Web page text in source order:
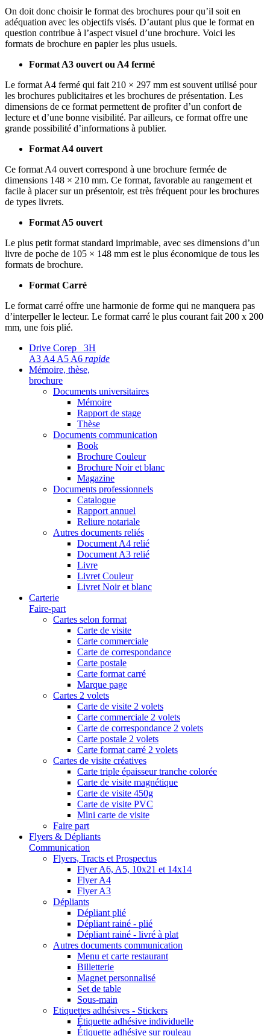
On doit donc choisir le format des brochures pour qu’il soit en
adéquation avec les objectifs visés. D’autant plus que le format en
question contribue à l’aspect visuel d’une brochure. Voici les
formats de brochure en papier les plus usuels.
Format A3 ouvert ou A4 fermé
Le format A4 fermé qui fait 210 × 297 mm est souvent utilisé pour
les brochures publicitaires et les brochures de présentation. Les
dimensions de ce format permettent de profiter d’un confort de
lecture et d’une bonne visibilité. Par ailleurs, ce format offre une
grande possibilité d’informations à publier.
Format A4 ouvert
Ce format A4 ouvert correspond à une brochure fermée de
dimensions 148 × 210 mm. Ce format, favorable au rangement et
facile à placer sur un présentoir, est très fréquent pour les brochures
de types livrets.
Format A5 ouvert
Le plus petit format standard imprimable, avec ses dimensions d’un
livre de poche de 105 × 148 mm est le plus économique de tous les
formats de brochure.
Format Carré
Le format carré offre une harmonie de forme qui ne manquera pas
d’interpeller le lecteur. Le format carré le plus courant fait 200 x 200
mm, une fois plié.
Drive Corep 3H
A3 A4 A5 A6 rapide
Mémoire, thèse,
brochure
Documents universitaires
Mémoire
Rapport de stage
Thèse
Documents communication
Book
Brochure Couleur
Brochure Noir et blanc
Magazine
Documents professionnels
Catalogue
Rapport annuel
Reliure notariale
Autres documents reliés
Document A4 relié
Document A3 relié
Livre
Livret Couleur
Livret Noir et blanc
Carterie
Faire-part
Cartes selon format
Carte de visite
Carte commerciale
Carte de correspondance
Carte postale
Carte format carré
Marque page
Cartes 2 volets
Carte de visite 2 volets
Carte commerciale 2 volets
Carte de correspondance 2 volets
Carte postale 2 volets
Carte format carré 2 volets
Cartes de visite créatives
Carte triple épaisseur tranche colorée
Carte de visite magnétique
Carte de visite 450g
Carte de visite PVC
Mini carte de visite
Faire part
Flyers & Dépliants
Communication
Flyers, Tracts et Prospectus
Flyer A6, A5, 10x21 et 14x14
Flyer A4
Flyer A3
Dépliants
Dépliant plié
Dépliant rainé - plié
Dépliant rainé - livré à plat
Autres documents communication
Menu et carte restaurant
Billetterie
Magnet personnalisé
Set de table
Sous-main
Etiquettes adhésives - Stickers
Étiquette adhésive individuelle
Étiquette adhésive sur rouleau